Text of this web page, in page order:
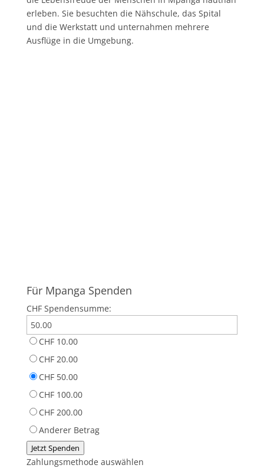
erleben. Sie besuchten die Nähschule, das Spital
und die Werkstatt und unternahmen mehrere
Ausflüge in die Umgebung.
Für Mpanga Spenden
CHF Spendensumme:
CHF 10.00
CHF 20.00
CHF 50.00
CHF 100.00
CHF 200.00
Anderer Betrag
Jetzt Spenden
Zahlungsmethode auswählen